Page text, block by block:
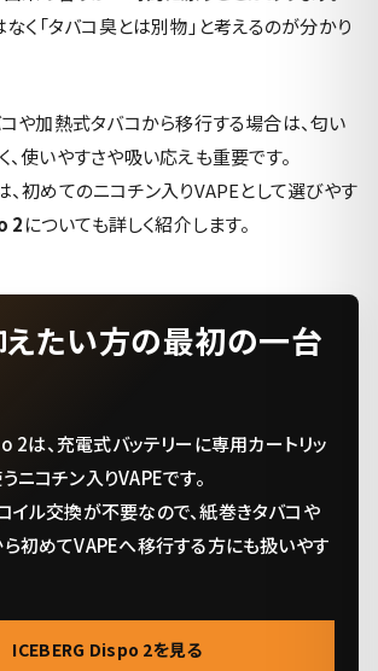
なく「タバコ臭とは別物」と考えるのが分かり
コや加熱式タバコから移行する場合は、匂い
使いやすさや吸い応えも重要です。
、初めてのニコチン入りVAPEとして選びやす
2についても詳しく紹介します。
たい方の最初の一台
2は、充電式バッテリーに専用カートリッ
ニコチン入りVAPEです。
イル交換が不要なので、紙巻きタバコや
初めてVAPEへ移行する方にも扱いやす
ICEBERG Dispo 2を見る